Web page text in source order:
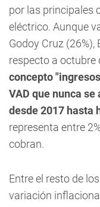
por las principales
eléctrico. Aunque
Godoy Cruz (26%),
respecto a octubre
concepto
VAD que nunca
desde 2017 hasta
representa entre
cobran.
Entre el resto de
variación